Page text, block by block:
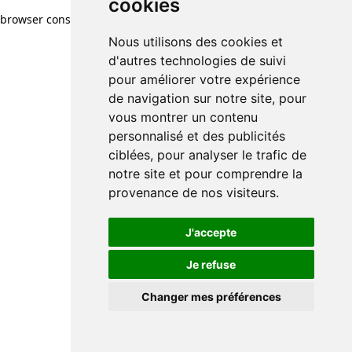
cookies
Nous utilisons des cookies et
d'autres technologies de suivi
pour améliorer votre expérience
de navigation sur notre site, pour
vous montrer un contenu
personnalisé et des publicités
ciblées, pour analyser le trafic de
notre site et pour comprendre la
provenance de nos visiteurs.
J'accepte
Je refuse
Changer mes préférences
browser console for more information)